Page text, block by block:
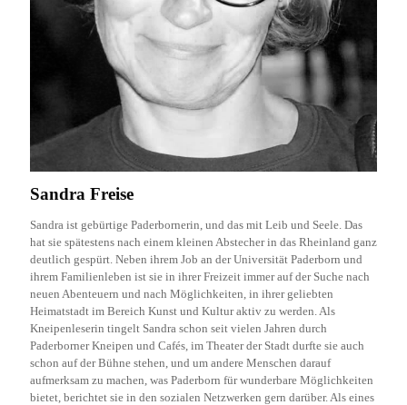
Sandra Freise
Sandra ist gebürtige Paderbornerin, und das mit Leib und Seele. Das
hat sie spätestens nach einem kleinen Abstecher in das Rheinland ganz
deutlich gespürt. Neben ihrem Job an der Universität Paderborn und
ihrem Familienleben ist sie in ihrer Freizeit immer auf der Suche nach
neuen Abenteuern und nach Möglichkeiten, in ihrer geliebten
Heimatstadt im Bereich Kunst und Kultur aktiv zu werden. Als
Kneipenleserin tingelt Sandra schon seit vielen Jahren durch
Paderborner Kneipen und Cafés, im Theater der Stadt durfte sie auch
schon auf der Bühne stehen, und um andere Menschen darauf
aufmerksam zu machen, was Paderborn für wunderbare Möglichkeiten
bietet, berichtet sie in den sozialen Netzwerken gern darüber. Als eines